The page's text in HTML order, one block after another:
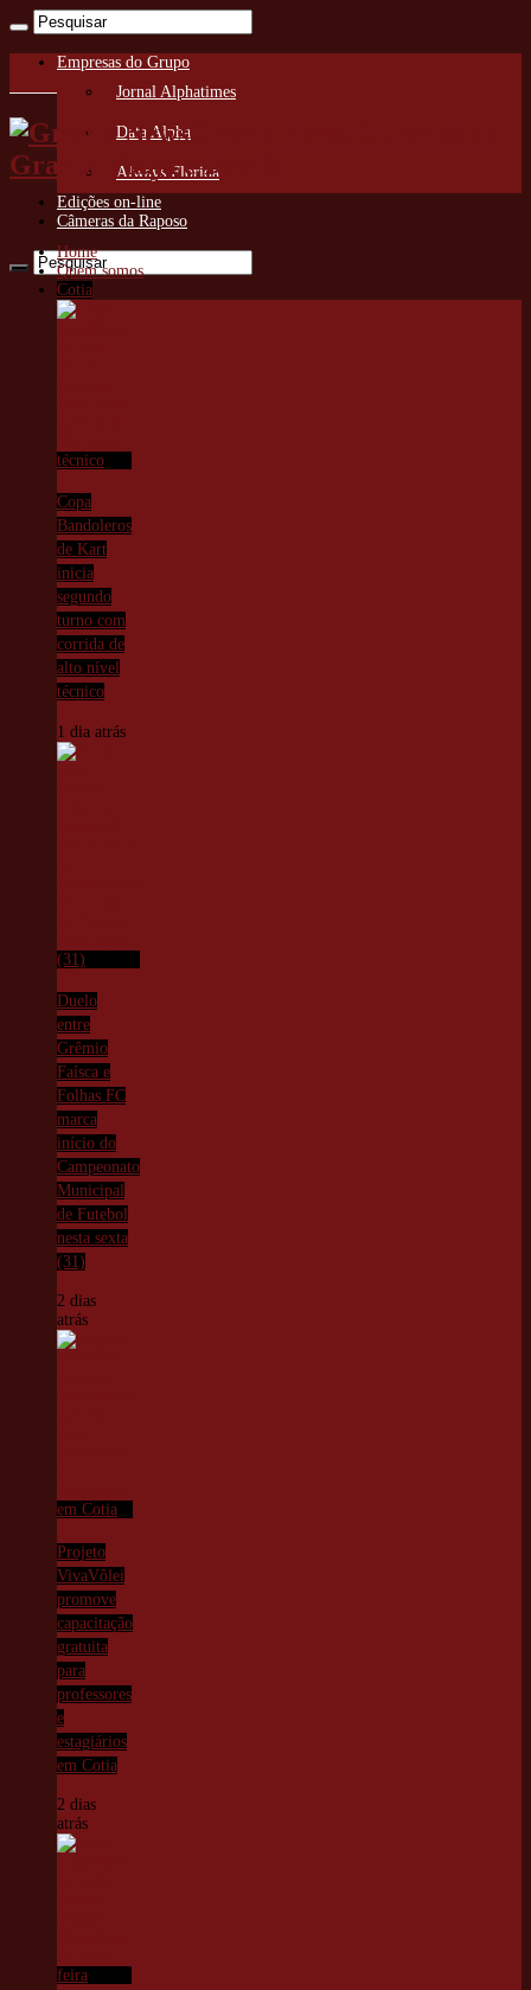
Empresas do Grupo
Jornal Alphatimes
Data Alpha
Always Florida
Edições on-line
Câmeras da Raposo
Granja News O Jornal da
Granja Viana e Região
Home
Quem somos
Cotia
Copa
Bandoleros
de Kart
inicia
segundo
turno com
corrida de
alto nível
técnico
1 dia atrás
Duelo
entre
Grêmio
Faísca e
Folhas FC
marca
início do
Campeonato
Municipal
de Futebol
nesta sexta
(31)
2 dias
atrás
Projeto
VivaVôlei
promove
capacitação
gratuita
para
professores
e
estagiários
em Cotia
2 dias
atrás